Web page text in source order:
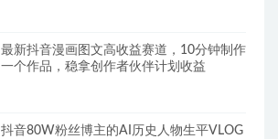
最新抖音漫画图文高收益赛道，10分钟制作
一个作品，稳拿创作者伙伴计划收益
抖音80W粉丝博主的AI历史人物生平VLOG